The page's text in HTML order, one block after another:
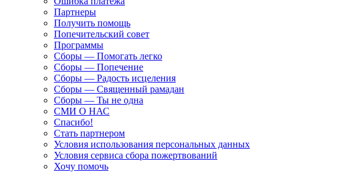
Партнеры
Получить помощь
Попечительский совет
Программы
Сборы — Помогать легко
Сборы — Попечение
Сборы — Радость исцеления
Сборы — Священный рамадан
Сборы — Ты не одна
СМИ О НАС
Спасибо!
Стать партнером
Условия использования персональных данных
Условия сервиса сбора пожертвований
Хочу помочь